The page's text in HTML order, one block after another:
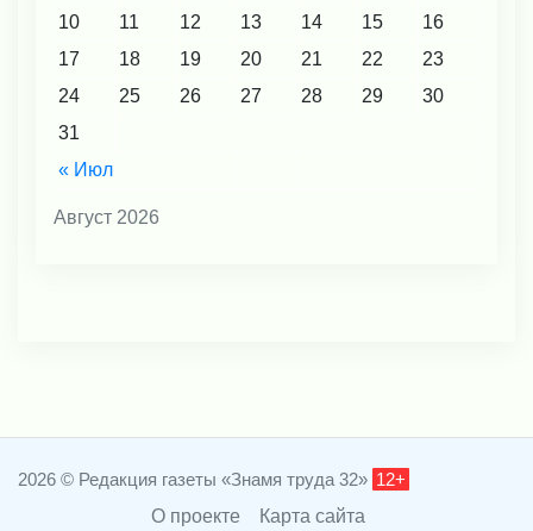
Август 2026
« Июл
10
11 12 13 14 15
16
17
18 19 20 21 22
23
24
25 26 27 28 29
30
31
2026 © Редакция газеты «Знамя труда 32» 12+
О проекте
Карта сайта